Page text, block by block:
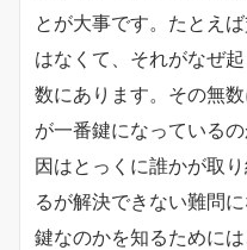
とが大事です。たとえ
はなくて、それがなぜ
数にあります。その無
が一番鍵になっている
因はとっくに誰かが取
るが解決できない難問
鍵なのかを知るために